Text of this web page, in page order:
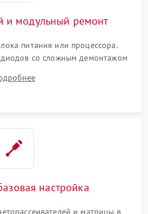
и модульный ремонт
питания или процессора.
со сложным демонтажом
поврежденных дорожек,
памяти EEPROM
настройка